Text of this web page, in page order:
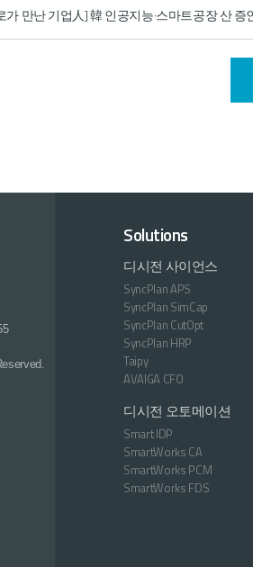
가 만난 기업人] 韓 인공지능·스마트공장 산 증
Solutions
디시전 사이언스
SyncPlan APS
SyncPlan SimCap
SyncPlan CutOpt
SyncPlan HRP
Taipy
AVAIGA CFO
디시전 오토메이션
Smart IDP
SmartWorks CA
SmartWorks PCM
SmartWorks FDS